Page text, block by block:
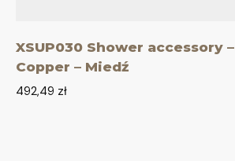
XSUP030 Shower accessory –
Copper – Miedź
492,49 zł